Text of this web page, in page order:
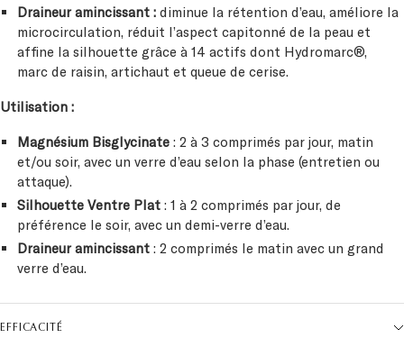
Draineur amincissant :diminue la rétention d’eau, améliore la
microcirculation, réduit l’aspect capitonné de la peau et
affine la silhouette grâce à 14 actifs dont Hydromarc®,
marc de raisin, artichaut et queue de cerise.
Utilisation :
Magnésium Bisglycinate: 2 à 3 comprimés par jour, matin
et/ou soir, avec un verre d’eau selon la phase (entretien ou
attaque).
Silhouette Ventre Plat: 1 à 2 comprimés par jour, de
préférence le soir, avec un demi-verre d’eau.
Draineur amincissant: 2 comprimés le matin avec un grand
verre d’eau.
EFFICACITÉ